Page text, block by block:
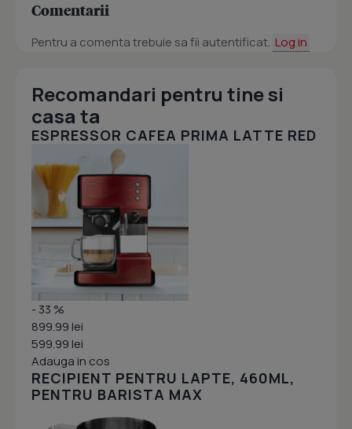
Comentarii
Pentru a comenta trebuie sa fii autentificat. Log in
Recomandari pentru tine si
casa ta
ESPRESSOR CAFEA PRIMA LATTE RED
- 33 %
899.99 lei
599.99 lei
Adauga in cos
RECIPIENT PENTRU LAPTE, 460ML,
PENTRU BARISTA MAX